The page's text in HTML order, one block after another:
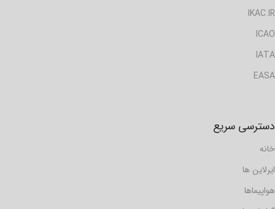
IKAC.IR
ICAO
IATA
EASA
دسترسی سریع
خانه
ایرلاین ها
هواپیماها